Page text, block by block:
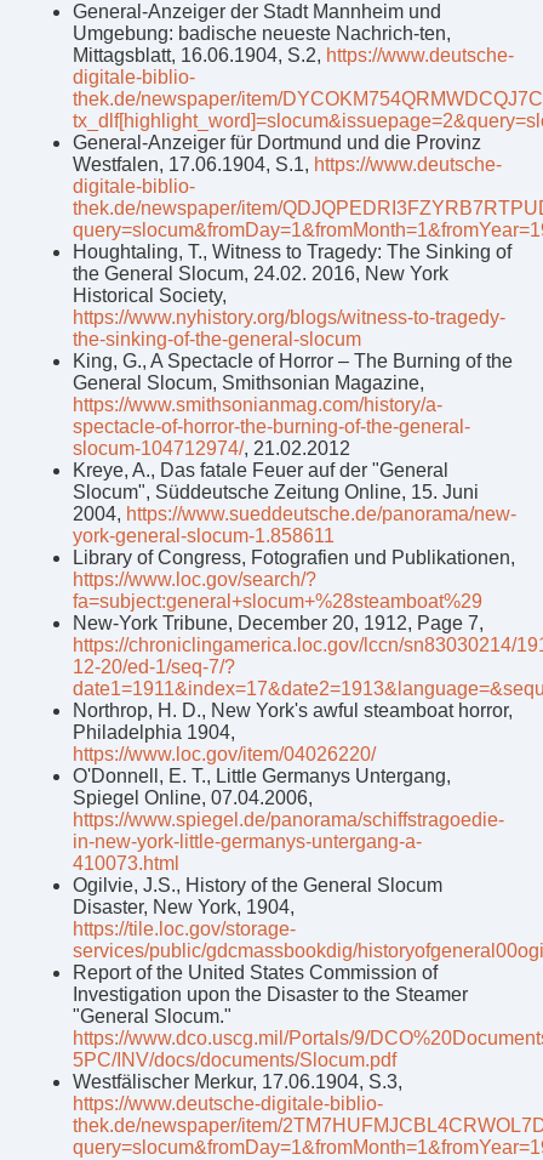
General-Anzeiger der Stadt Mannheim und
Umgebung: badische neueste Nachrich-ten,
Mittagsblatt, 16.06.1904, S.2, https://www.deutsche-
digitale-biblio-
thek.de/newspaper/item/
General-Anzeiger für Dortmund und die Provinz
Westfalen, 17.06.1904, S.1, https://www.deutsche-
digitale-biblio-
thek.de/newspaper/item/
Houghtaling, T., Witness to Tragedy: The Sinking of
the General Slocum, 24.02. 2016, New York
Historical Society,
https://www.nyhistory.org/blogs/witness-to-tragedy-
the-sinking-of-the-general-slocum
King, G., A Spectacle of Horror – The Burning of the
General Slocum, Smithsonian Magazine,
https://www.smithsonianmag.com/history/a-
spectacle-of-horror-the-burning-of-the-general-
slocum-104712974/, 21.02.2012
Kreye, A., Das fatale Feuer auf der "General
Slocum", Süddeutsche Zeitung Online, 15. Juni
2004, https://www.sueddeutsche.de/panorama/new-
york-general-slocum-1.858611
Library of Congress, Fotografien und Publikationen,
https://www.loc.gov/search/?
fa=subject:general+slocum+%28steamboat%29
New-York Tribune, December 20, 1912, Page 7,
https://chroniclingamerica.loc.gov/lccn/sn83030214/
12-20/ed-1/seq-7/?
Northrop, H. D., New York's awful steamboat horror,
Philadelphia 1904,
https://www.loc.gov/item/04026220/
O'Donnell, E. T., Little Germanys Untergang,
Spiegel Online, 07.04.2006,
https://www.spiegel.de/panorama/schiffstragoedie-
in-new-york-little-germanys-untergang-a-
410073.html
Ogilvie, J.S., History of the General Slocum
Disaster, New York, 1904,
https://tile.loc.gov/storage-
services/public/gdcmassbookdig/
Report of the United States Commission of
Investigation upon the Disaster to the Steamer
"General Slocum."
https://www.dco.uscg.mil/Portals/9/
5PC/INV/docs/documents/Slocum.pdf
Westfälischer Merkur, 17.06.1904, S.3,
https://www.deutsche-digitale-biblio-
thek.de/newspaper/item/